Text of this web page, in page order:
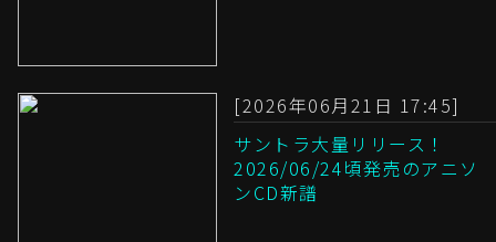
[2026年06月21日 17:45]
サントラ大量リリース！
2026/06/24頃発売のアニソ
ンCD新譜